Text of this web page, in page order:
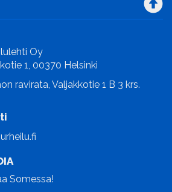
Oy
1, 00370 Helsinki
ravirata, Valjakkotie 1 B 3 krs.
Somessa!